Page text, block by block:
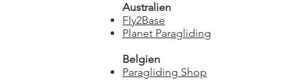
Australien
Fly2Base
Planet Paragliding
Belgien
Paragliding Shop